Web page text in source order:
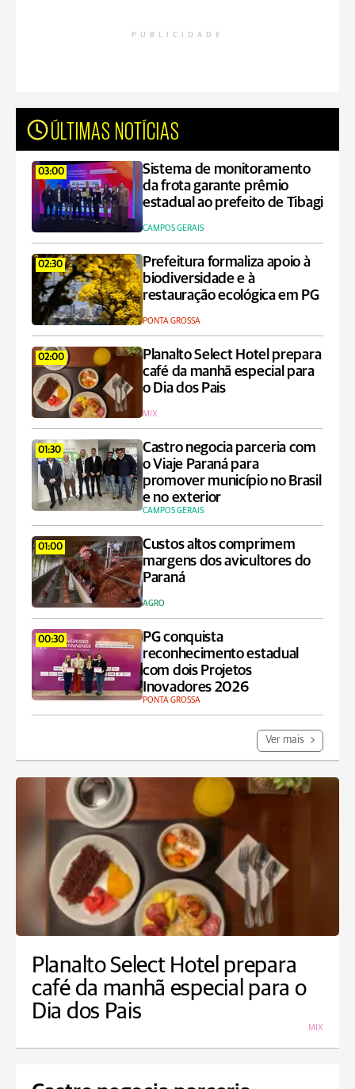
PUBLICIDADE
ÚLTIMAS NOTÍCIAS
03:00
Sistema de monitoramento
da frota garante prêmio
estadual ao prefeito de Tibagi
CAMPOS GERAIS
02:30
Prefeitura formaliza apoio à
biodiversidade e à
restauração ecológica em PG
PONTA GROSSA
02:00
Planalto Select Hotel prepara
café da manhã especial para
o Dia dos Pais
MIX
01:30
Castro negocia parceria com
o Viaje Paraná para
promover município no Brasil
e no exterior
CAMPOS GERAIS
01:00
Custos altos comprimem
margens dos avicultores do
Paraná
AGRO
00:30
PG conquista
reconhecimento estadual
com dois Projetos
Inovadores 2026
PONTA GROSSA
Ver mais
Planalto Select Hotel prepara
café da manhã especial para o
Dia dos Pais
MIX